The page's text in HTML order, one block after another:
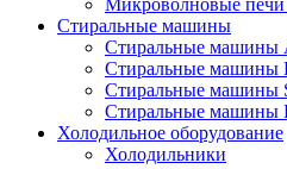
Микроволновые печи
Стиральные машины
Стиральные машины
Стиральные машины
Стиральные машины
Стиральные машины
Холодильное оборудование
Холодильники